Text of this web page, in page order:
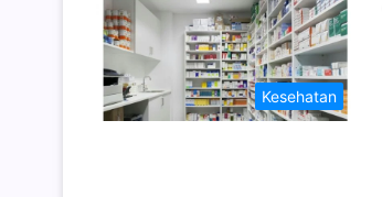
Kesehatan